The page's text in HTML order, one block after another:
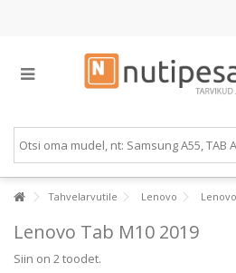
Tahvelarvutile Lenovo
Lenovo Tab M10 2019
Siin on 2 toodet.